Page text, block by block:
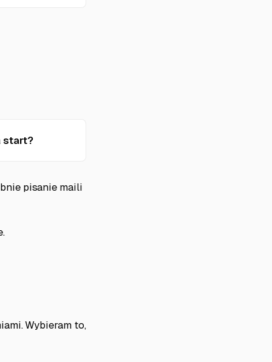
start?
pisanie maili
Wybieram to,